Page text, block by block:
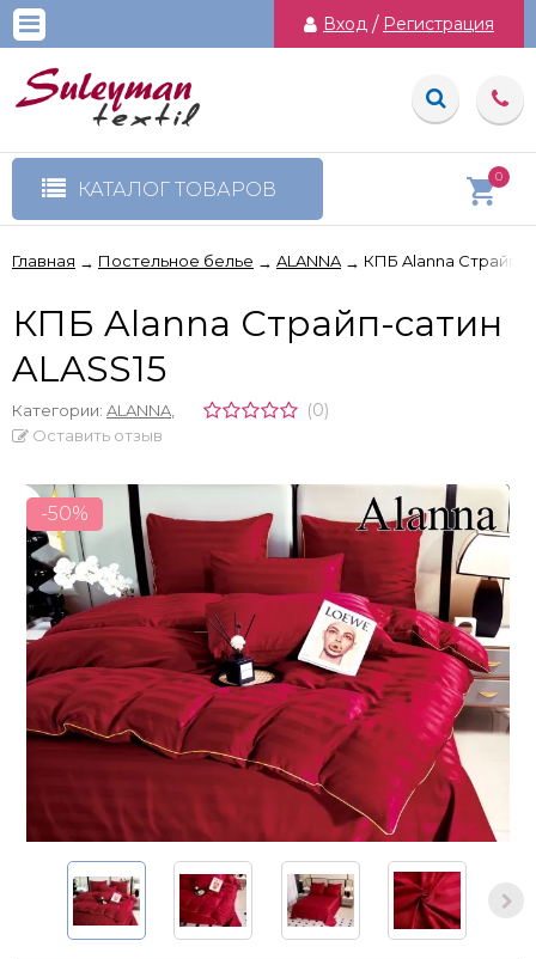
Вход / Регистрация
КАТАЛОГ ТОВАРОВ
0
Главная → Постельное белье → ALANNA → КПБ Alanna Страйп-
КПБ Alanna Страйп-сатин
ALASS15
Категории: ALANNA (0)
Оставить отзыв
-50%